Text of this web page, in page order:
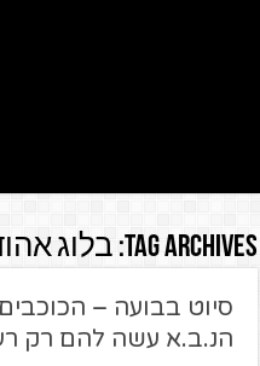
Tag Archives: בלוג
סיוט בבועה –
הנ.ב.א עשה להם רק